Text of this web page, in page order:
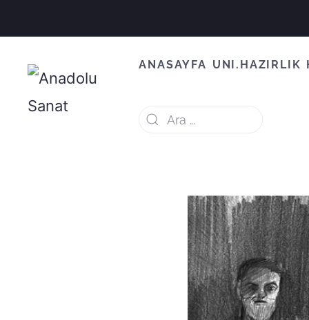
ANASAYFA UNI.HAZIRLIK